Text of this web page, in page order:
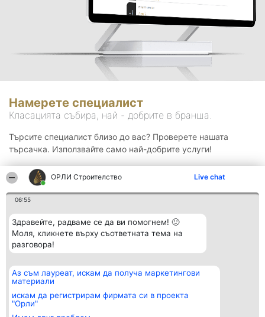
ОРЛИ Строителство Live chat
06:55
Здравейте, радваме се да ви помогнем! 🙂
Моля, кликнете върху съответната тема на
разговора!
Аз съм лауреат, искам да получа маркетингови
материали
искам да регистрирам фирмата си в проекта
"Орли"
Намерете специалист
Класацията събира, най - добрите в бранша.
Търсите специалист близо до вас? Проверете нашата
търсачка. Използвайте само най-добрите услуги!
Организатор на
класиране
BulevardulAleea Timișul De
Sus Nr. 2, Bl. A30, Sc. A, Et.
Класация
всички
Контакти